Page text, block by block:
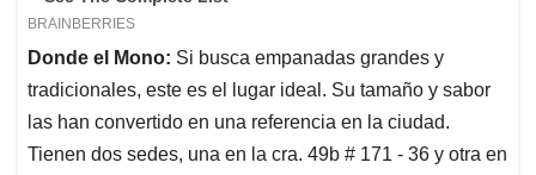
Donde el Mono: Si busca empanadas grandes y
tradicionales, este es el lugar ideal. Su tamaño y sabor
las han convertido en una referencia en la ciudad.
Tienen dos sedes, una en la cra. 49b # 171 - 36 y otra en